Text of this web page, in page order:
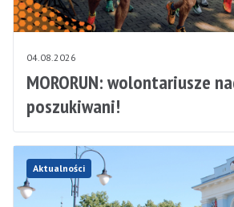
04.08.2026
MORORUN: wolontariusze
poszukiwani!
Aktualności